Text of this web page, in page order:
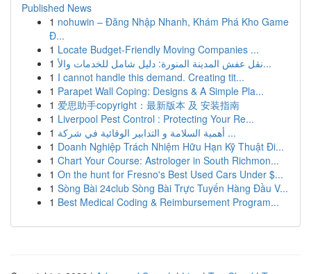
Published News
1 nohuwin – Đăng Nhập Nhanh, Khám Phá Kho Game
Đ...
1 Locate Budget-Friendly Moving Companies ...
1
نقل عفش المدينة المنورة: دليل شامل للخدمات والأ...
1 I cannot handle this demand. Creating tit...
1 Parapet Wall Coping: Designs & A Simple Pla...
1 爱思助手copyright：最新版本 及 安装指南
1 Liverpool Pest Control : Protecting Your Re...
1
أهمية السلامة و التدابير الوقائية في شركة ...
1 Doanh Nghiệp Trách Nhiệm Hữu Hạn Kỹ Thuật Đi...
1 Chart Your Course: Astrologer in South Richmon...
1 On the hunt for Fresno's Best Used Cars Under $...
1 Sòng Bài 24club Sòng Bài Trực Tuyến Hàng Đầu V...
1 Best Medical Coding & Reimbursement Program...